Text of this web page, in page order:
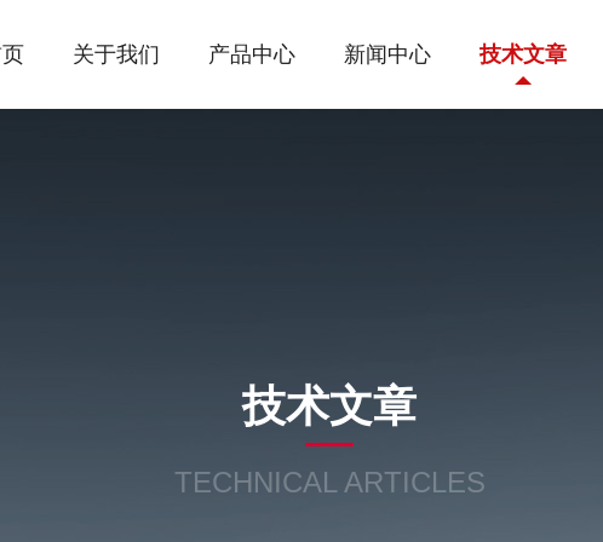
关于我们 产品中心 新闻中心 技术文章
技术文章
TECHNICAL ARTICLES